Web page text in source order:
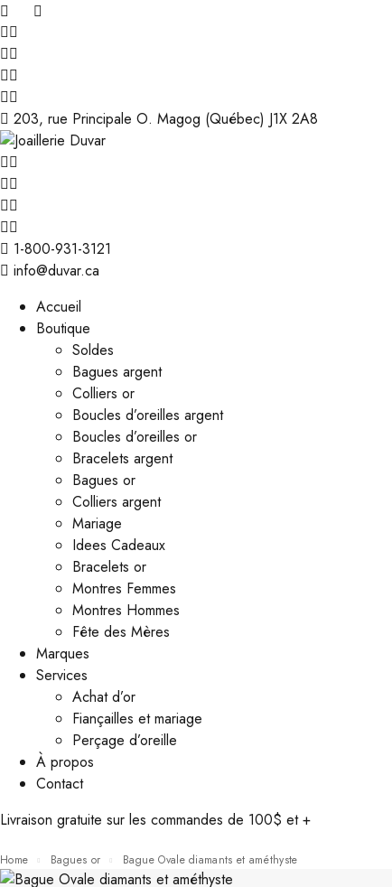
203, rue Principale O. Magog (Québec) J1X 2A8
1-800-931-3121
info@duvar.ca
Accueil
Boutique
Soldes
Bagues argent
Colliers or
Boucles d’oreilles argent
Boucles d’oreilles or
Bracelets argent
Bagues or
Colliers argent
Mariage
Idees Cadeaux
Bracelets or
Montres Femmes
Montres Hommes
Fête des Mères
Marques
Services
Achat d’or
Fiançailles et mariage
Perçage d’oreille
À propos
Contact
Livraison gratuite sur les commandes de 100$ et +
Home Bagues or Bague Ovale diamants et améthyste